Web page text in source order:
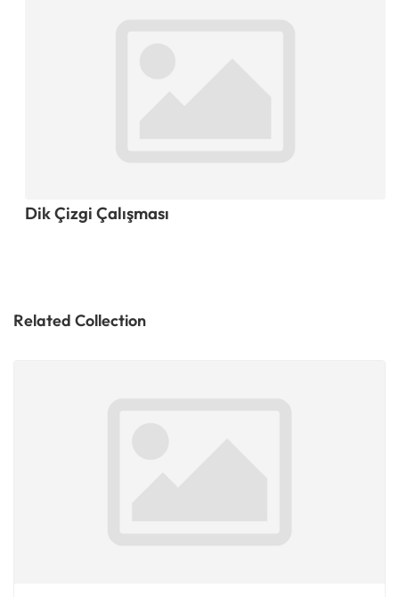
Dik Çizgi Çalışması
Related Collection